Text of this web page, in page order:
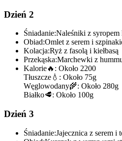
Dzień 2
Śniadanie:Naleśniki z
Obiad:Omlet z serem i
Kolacja:Ryż z fasolą i kiełbasą
Przekąska:Marchewki z
Kalorie🔥: Około 2200
Tłuszcze 💧: Około 75g
Węglowodany🌾: Około 280g
Białko🥩: Około 100g
Dzień 3
Śniadanie:Jajecznica z serem i